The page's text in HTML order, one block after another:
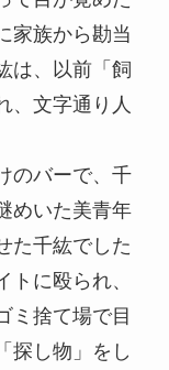
家族から勘当
は、以前「飼
、文字通り人
のバーで、千
めいた美青年
た千紘でした
に殴られ、
ミ捨て場で目
探し物」をし